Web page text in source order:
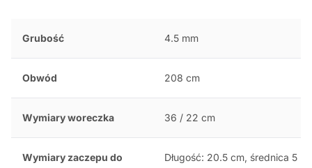
Grubość 4.5 mm
Obwód 208 cm
Wymiary woreczka 36 / 22 cm
Wymiary zaczepu do
Długość: 20.5 cm, średnica 5